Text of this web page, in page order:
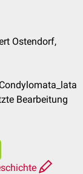
Ostendorf,
Bearbeitung